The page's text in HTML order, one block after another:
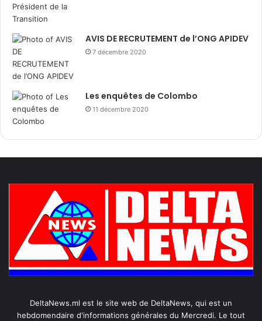
AVIS DE RECRUTEMENT de l’ONG APIDEV
7 décembre 2020
Les enquêtes de Colombo
11 décembre 2020
DeltaNews.ml est le site web de DeltaNews, qui est un
hebdomendaire d'informations générales du Mercredi. Le tout